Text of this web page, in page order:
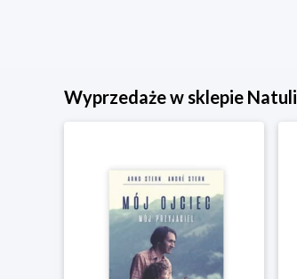
Wyprzedaże w sklepie Natuli